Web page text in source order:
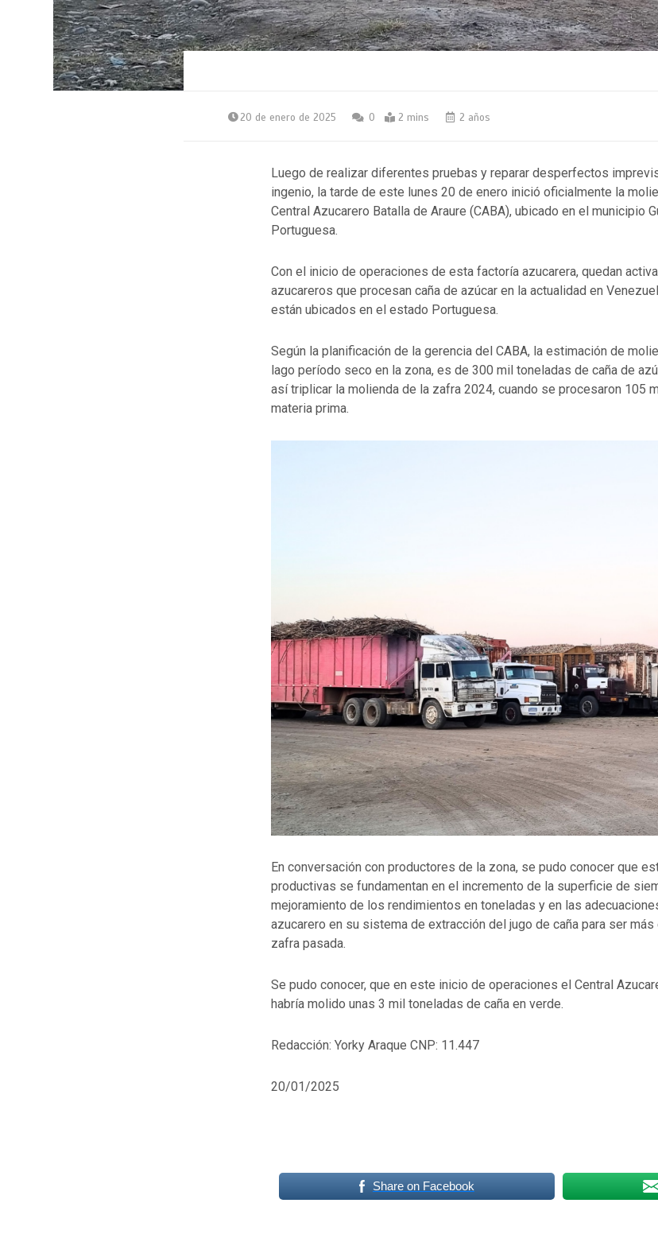
20 de enero de 2025 0 2 mins 2 años
Luego de realizar diferentes pruebas y reparar desperfectos
ingenio, la tarde de este lunes 20 de enero inició oficialmente la
Central Azucarero Batalla de Araure (CABA), ubicado en el municipio
Portuguesa.
Con el inicio de operaciones de esta factoría azucarera, quedan
azucareros que procesan caña de azúcar en la actualidad en
están ubicados en el estado Portuguesa.
Según la planificación de la gerencia del CABA, la estimación de
lago período seco en la zona, es de 300 mil toneladas de caña de
así triplicar la molienda de la zafra 2024, cuando se procesaron 105
materia prima.
En conversación con productores de la zona, se pudo conocer que
productivas se fundamentan en el incremento de la superficie de
mejoramiento de los rendimientos en toneladas y en las
azucarero en su sistema de extracción del jugo de caña para ser
zafra pasada.
Se pudo conocer, que en este inicio de operaciones el Central
habría molido unas 3 mil toneladas de caña en verde.
Redacción: Yorky Araque CNP: 11.447
20/01/2025
Share on Facebook